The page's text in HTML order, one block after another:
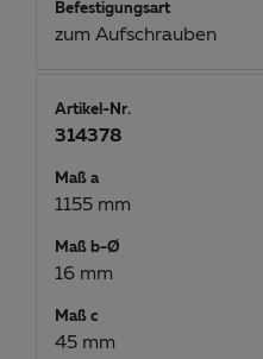
Befestigungsart
zum Aufschrauben
Artikel-Nr.
314378
Maß a
1155 mm
Maß b-Ø
16 mm
Maß c
45 mm